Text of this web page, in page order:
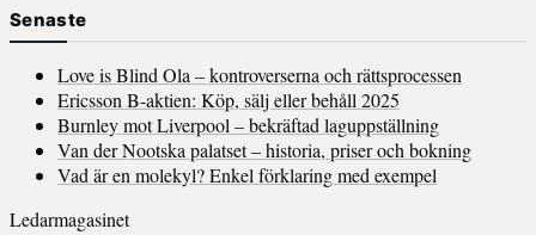
Senaste
Love is Blind Ola – kontroverserna och rättsprocessen
Ericsson B-aktien: Köp, sälj eller behåll 2025
Burnley mot Liverpool – bekräftad laguppställning
Van der Nootska palatset – historia, priser och bokning
Vad är en molekyl? Enkel förklaring med exempel
Ledarmagasinet